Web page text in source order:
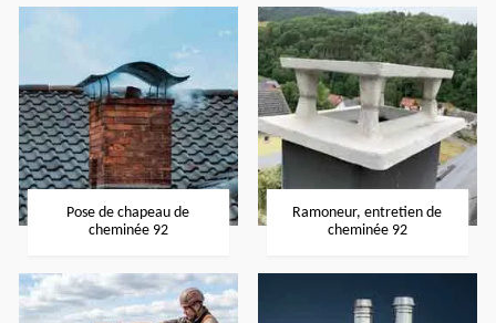
Pose de chapeau de
cheminée 92
Ramoneur, entretien de
cheminée 92